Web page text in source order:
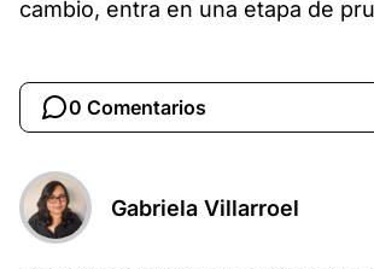
cambio, entra en una etapa de
0 Comentarios
Gabriela Villarroel